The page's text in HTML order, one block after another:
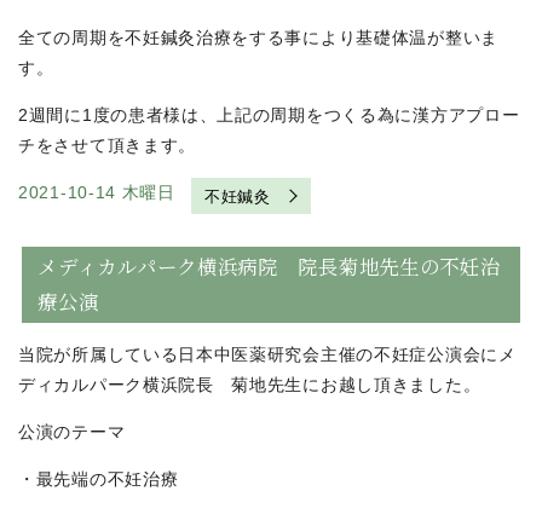
全ての周期を不妊鍼灸治療をする事により基礎体温が整いま
す。
2週間に1度の患者様は、上記の周期をつくる為に漢方アプロー
チをさせて頂きます。
2021-10-14 木曜日 不妊鍼灸
メディカルパーク横浜病院 院長菊地先生の不妊治
療公演
当院が所属している日本中医薬研究会主催の不妊症公演会にメ
ディカルパーク横浜院長 菊地先生にお越し頂きました。
公演のテーマ
・最先端の不妊治療